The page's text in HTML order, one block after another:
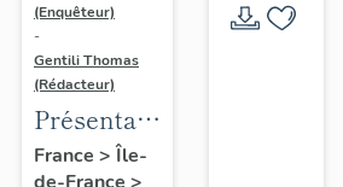
(Enquêteur)
-
Gentili Thomas
(Rédacteur)
Présentation
de l'étude
France > Île-